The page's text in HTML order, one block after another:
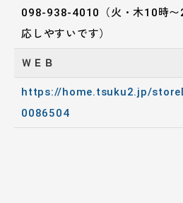
098-938-4010（火・木10時〜
応しやすいです）
ＷＥＢ
https://home.tsuku2.jp/
0086504